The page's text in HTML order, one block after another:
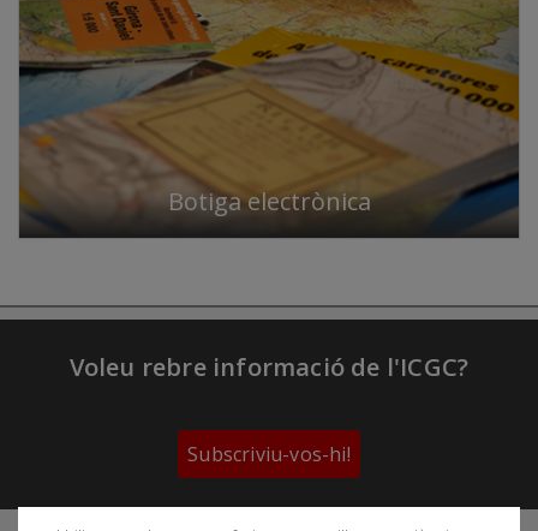
Botiga electrònica
Voleu rebre informació de l'ICGC?
Subscriviu-vos-hi!